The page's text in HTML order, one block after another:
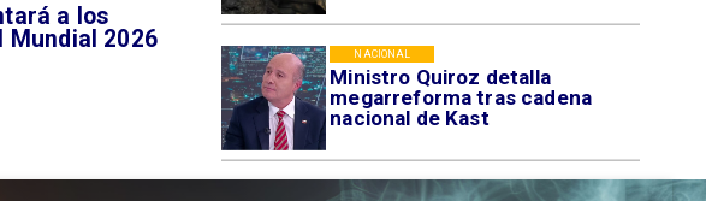
Ministro Quiroz detalla
megarreforma tras cadena
nacional de Kast
NACIONAL
a los
2026